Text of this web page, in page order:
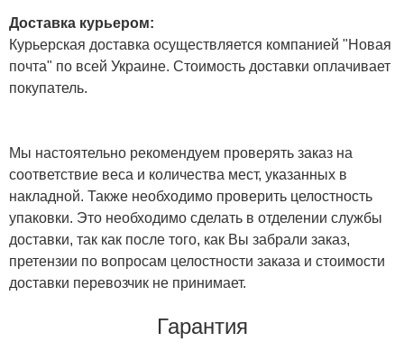
Доставка курьером:
Курьерская доставка осуществляется компанией "Новая
почта" по всей Украине. Стоимость доставки оплачивает
покупатель.
Мы настоятельно рекомендуем проверять заказ на
соответствие веса и количества мест, указанных в
накладной. Также необходимо проверить целостность
упаковки. Это необходимо сделать в отделении службы
доставки, так как после того, как Вы забрали заказ,
претензии по вопросам целостности заказа и стоимости
доставки перевозчик не принимает.
Гарантия